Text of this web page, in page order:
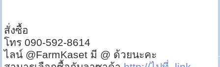
สั่งซื้อ
โทร 090-592-8614
ไลน์ @FarmKaset มี @ ด้วยนะคะ